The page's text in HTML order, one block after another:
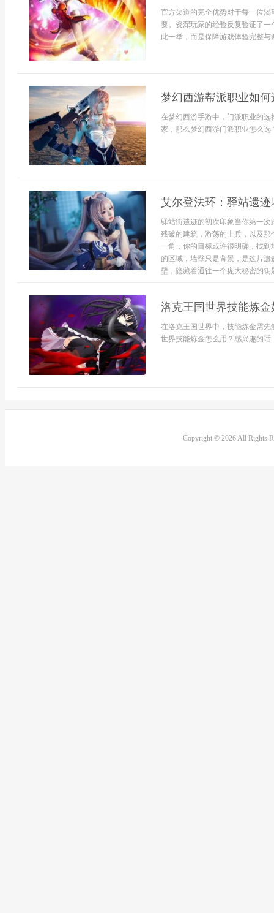
官方渠道的完全优势对于每一位渴
要。资深玩家的经验反复验证了
此一举，而是保障游戏体验完整与
梦幻西游帮派职业如
在梦幻西游手游中，门派职业的
家，那么梦幻西游门派职业怎么
艾尔登法环：驿站遗
驿站街遗迹的初次印象当你第一
残破的建筑，游荡的士兵，以及
一角，你的目标或许很明确，找
的区域，墙壁只是背景，是这片
壁，隐藏着通往一个庞大秘密的钥
洛克王国世界技能炼
在洛克王国世界中，技能炼金需
世界技能炼金怎么用？感兴趣的
Copyright © 2026 All Rights